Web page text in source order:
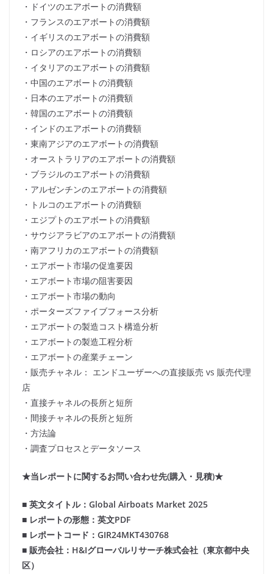
・ドイツのエアボートの消費額
・フランスのエアボートの消費額
・イギリスのエアボートの消費額
・ロシアのエアボートの消費額
・イタリアのエアボートの消費額
・中国のエアボートの消費額
・日本のエアボートの消費額
・韓国のエアボートの消費額
・インドのエアボートの消費額
・東南アジアのエアボートの消費額
・オーストラリアのエアボートの消費額
・ブラジルのエアボートの消費額
・アルゼンチンのエアボートの消費額
・トルコのエアボートの消費額
・エジプトのエアボートの消費額
・サウジアラビアのエアボートの消費額
・南アフリカのエアボートの消費額
・エアボート市場の促進要因
・エアボート市場の阻害要因
・エアボート市場の動向
・ポーターズファイブフォース分析
・エアボートの製造コスト構造分析
・エアボートの製造工程分析
・エアボートの産業チェーン
・販売チャネル： エンドユーザーへの直接販売 vs 販売代理
店
・直接チャネルの長所と短所
・間接チャネルの長所と短所
・方法論
・調査プロセスとデータソース
★当レポートに関するお問い合わせ先(購入・見積)★
■ 英文タイトル：Global Airboats Market 2025
■ レポートの形態：英文PDF
■ レポートコード：GIR24MKT430768
■ 販売会社：H&Iグローバルリサーチ株式会社（東京都中央
区）